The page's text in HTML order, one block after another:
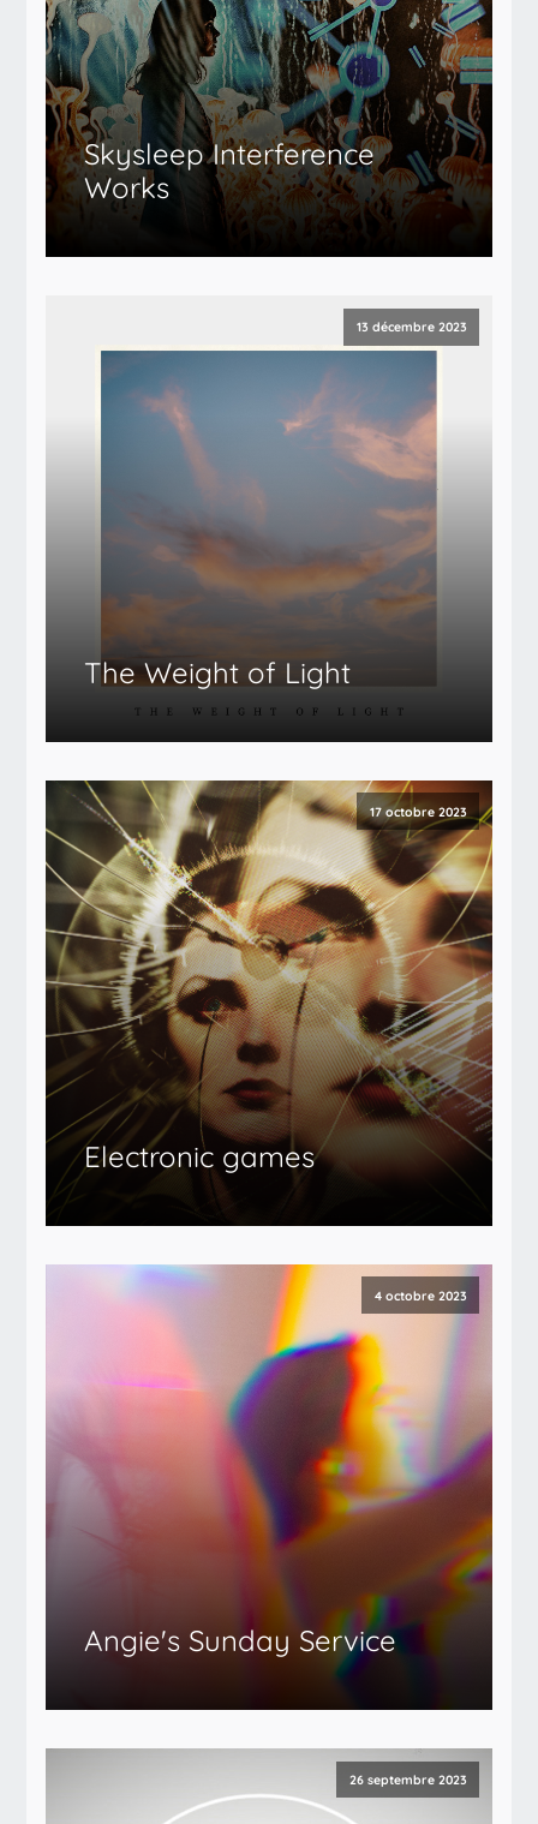
Skysleep Interference
Works
13 décembre 2023
The Weight of Light
17 octobre 2023
Electronic games
4 octobre 2023
Angie's Sunday Service
26 septembre 2023